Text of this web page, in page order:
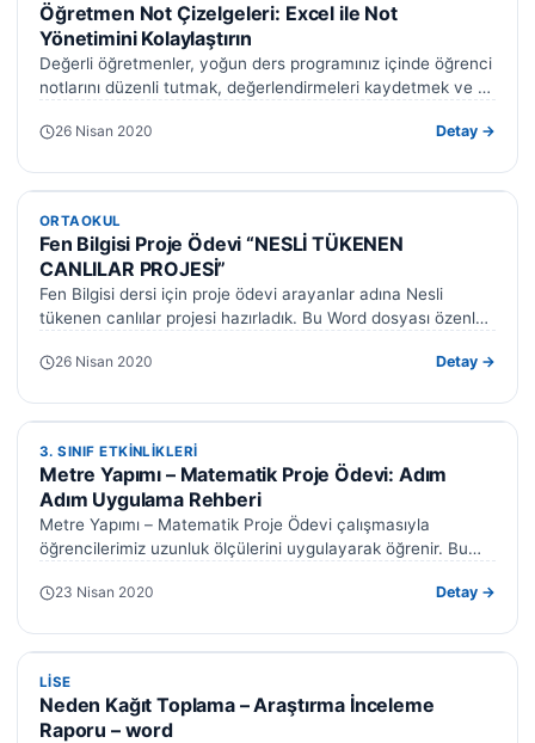
Öğretmen Not Çizelgeleri: Excel ile Not
Yönetimini Kolaylaştırın
Değerli öğretmenler, yoğun ders programınız içinde öğrenci
notlarını düzenli tutmak, değerlendirmeleri kaydetmek ve e-
… 26 Nisan 2020 Detay →
ORTAOKUL
ORTAOKUL
Fen Bilgisi Proje Ödevi “NESLİ TÜKENEN
CANLILAR PROJESİ”
Fen Bilgisi dersi için proje ödevi arayanlar adına Nesli
tükenen canlılar projesi hazırladık. Bu Word dosyası özenle
26 Nisan 2020 Detay →
3. SINIF ETKINLIKLERI
3. SINIF ETKINLIKLERI
Metre Yapımı – Matematik Proje Ödevi: Adım
Adım Uygulama Rehberi
Metre Yapımı – Matematik Proje Ödevi çalışmasıyla
öğrencilerimiz uzunluk ölçülerini uygulayarak öğrenir. Bu
somutlaştırmasına yardımcı…
23 Nisan 2020 Detay →
LISE
LISE
Neden Kağıt Toplama – Araştırma İnceleme
Raporu – word